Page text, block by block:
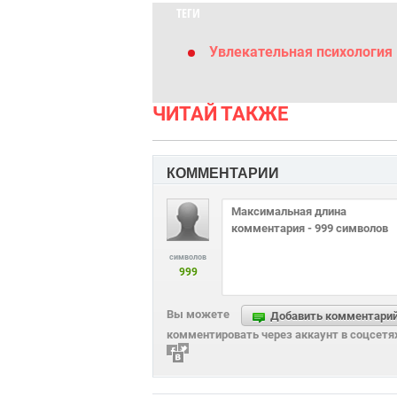
ТЕГИ
Увлекательная психология
ЧИТАЙ ТАКЖЕ
КОММЕНТАРИИ
символов
999
Добавить
Вы можете
комментировать через аккаунт в